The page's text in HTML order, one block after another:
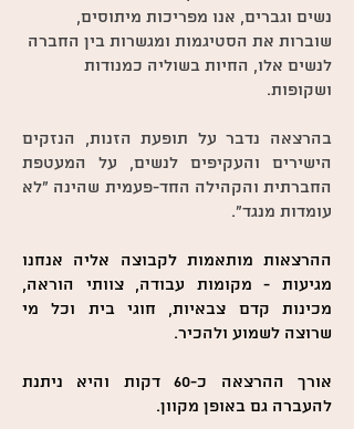
נשים וגברים, אנו מפריכות מיתוסים,
שוברות את הסטיגמות ומגשרות בין החברה
לנשים אלו, החיות בשוליה כמנודות
ושקופות.
בהרצאה נדבר על תופעת הזנות, הנזקים
הישירים והעקיפים לנשים, על המעטפת
החברתית והקהילה החד-פעמית שהינה "לא
עומדות מנגד".
ההרצאות מותאמות לקבוצה אליה אנחנו
מגיעות - מקומות עבודה, צוותי הוראה,
מכינות קדם צבאיות, חוגי בית וכל מי
שרוצה לשמוע ולהכיר.
אורך ההרצאה כ-60 דקות והיא ניתנת
להעברה גם באופן מקוון.